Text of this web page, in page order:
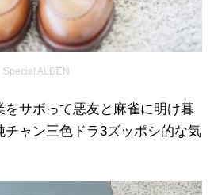
Special ALDEN
サボって悪友と麻雀に明け暮
ャン三色ドラ3ズッポシ的な気